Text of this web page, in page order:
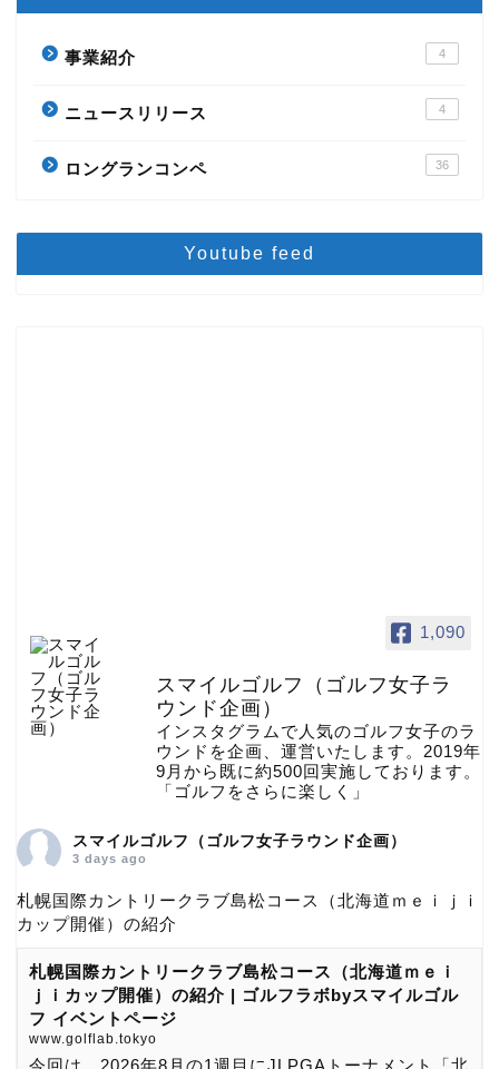
事業紹介 4
ニュースリリース 4
ロングランコンペ 36
Youtube feed
1,090
スマイルゴルフ（ゴルフ女子ラ
ウンド企画）
インスタグラムで人気のゴルフ女子のラ
ウンドを企画、運営いたします。2019年
9月から既に約500回実施しております。
「ゴルフをさらに楽しく」
スマイルゴルフ（ゴルフ女子ラウンド企画）
3 days ago
札幌国際カントリークラブ島松コース（北海道ｍｅｉｊｉ
カップ開催）の紹介
札幌国際カントリークラブ島松コース（北海道ｍｅｉ
ｊｉカップ開催）の紹介 | ゴルフラボbyスマイルゴル
フ イベントページ
www.golflab.tokyo
今回は、2026年8月の1週目にJLPGAトーナメント「北